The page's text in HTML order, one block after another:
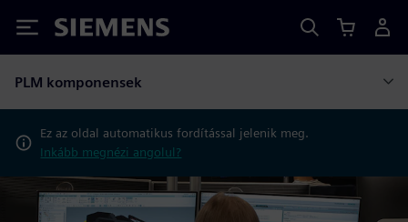
Siemens
PLM komponensek
Ez az oldal automatikus fordítással jelenik meg.
Inkább megnézi angolul?